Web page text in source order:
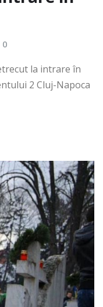
0
la intrare în
2 Cluj-Napoca